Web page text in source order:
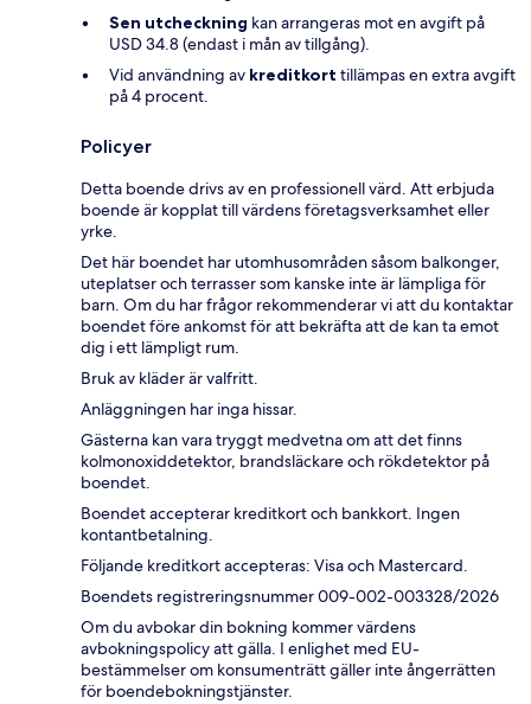
Sen utcheckning kan arrangeras mot en avgift på
USD 34.8 (endast i mån av tillgång).
Vid användning av kreditkort tillämpas en extra avgift
på 4 procent.
Policyer
Detta boende drivs av en professionell värd. Att erbjuda
boende är kopplat till värdens företagsverksamhet eller
yrke.
Det här boendet har utomhusområden såsom balkonger,
uteplatser och terrasser som kanske inte är lämpliga för
barn. Om du har frågor rekommenderar vi att du kontaktar
boendet före ankomst för att bekräfta att de kan ta emot
dig i ett lämpligt rum.
Bruk av kläder är valfritt.
Anläggningen har inga hissar.
Gästerna kan vara tryggt medvetna om att det finns
kolmonoxiddetektor, brandsläckare och rökdetektor på
boendet.
Boendet accepterar kreditkort och bankkort. Ingen
kontantbetalning.
Följande kreditkort accepteras: Visa och Mastercard.
Boendets registreringsnummer 009-002-003328/2026
Om du avbokar din bokning kommer värdens
avbokningspolicy att gälla. I enlighet med EU-
bestämmelser om konsumenträtt gäller inte ångerrätten
för boendebokningstjänster.